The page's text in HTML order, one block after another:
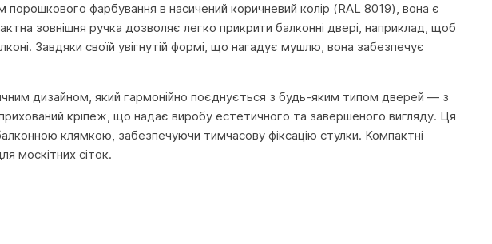
порошкового фарбування в насичений коричневий колір (RAL 8019), вона є
зовнішня ручка дозволяє легко прикрити балконні двері, наприклад, щоб
Завдяки своїй увігнутій формі, що нагадує мушлю, вона забезпечує
дизайном, який гармонійно поєднується з будь-яким типом дверей — з
кріпеж, що надає виробу естетичного та завершеного вигляду. Ця
клямкою, забезпечуючи тимчасову фіксацію стулки. Компактні
москітних сіток.